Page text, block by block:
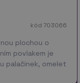
kód 703066
plochou o
povlakem je
palačinek, omelet